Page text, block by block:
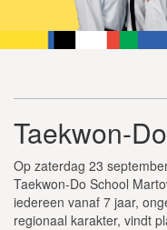
INFORMATIE
LESTIJDEN
GRATIS PROEFLES
CONTACT
Taekwon-
Op zaterdag 23
Taekwon-Do School
iedereen vanaf 7 jaar,
regionaal karakter, vindt